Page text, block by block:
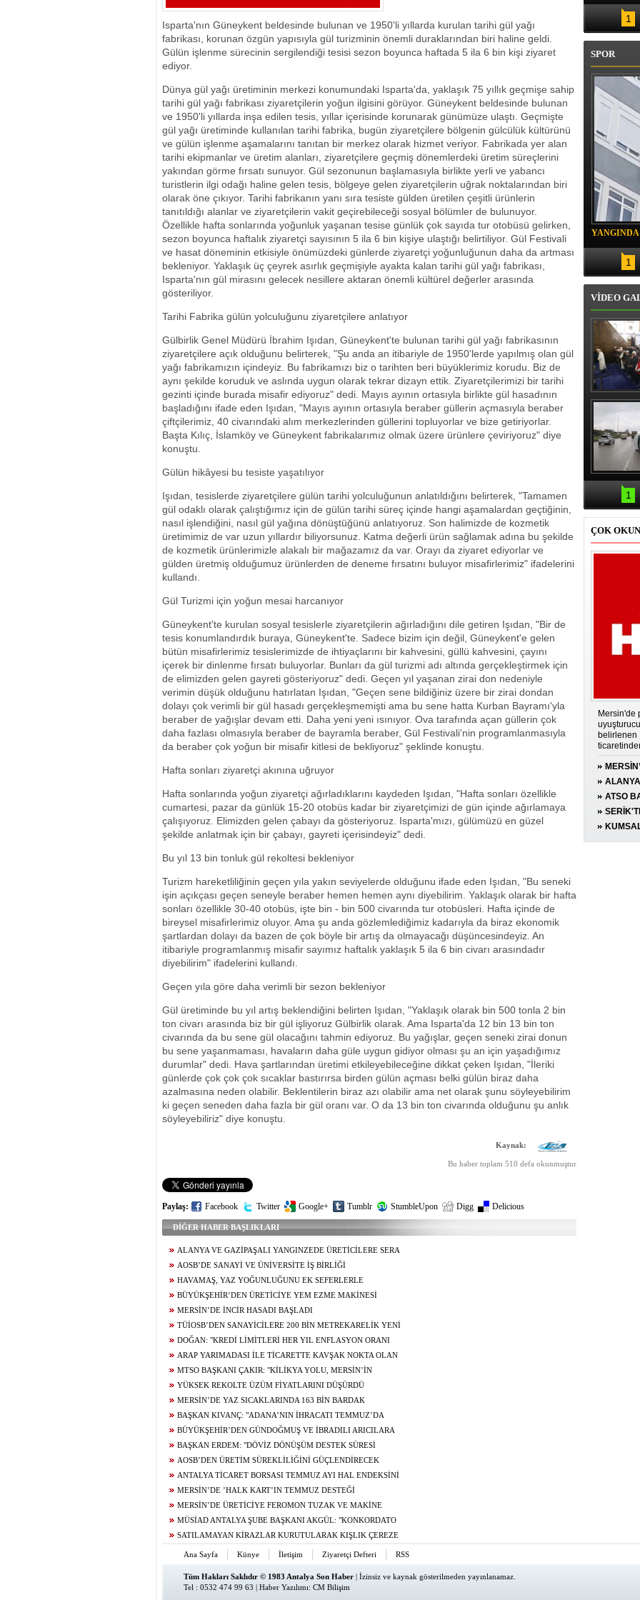
ÇALIŞAN YAVRU CARETTAYI YAKIP TELEF ETTİ
Isparta'nın Güneykent beldesinde bulunan ve 1950'li yıllarda kurulan tarihi gül yağı
fabrikası, korunan özgün yapısıyla gül turizminin önemli duraklarından biri haline geldi.
Gülün işlenme sürecinin sergilendiği tesisi sezon boyunca haftada 5 ila 6 bin kişi ziyaret
ediyor.
Dünya gül yağı üretiminin merkezi konumundaki Isparta'da, yaklaşık 75 yıllık geçmişe sahip
tarihi gül yağı fabrikası ziyaretçilerin yoğun ilgisini görüyor. Güneykent beldesinde bulunan
ve 1950'li yıllarda inşa edilen tesis, yıllar içerisinde korunarak günümüze ulaştı. Geçmişte
gül yağı üretiminde kullanılan tarihi fabrika, bugün ziyaretçilere bölgenin gülcülük kültürünü
ve gülün işlenme aşamalarını tanıtan bir merkez olarak hizmet veriyor. Fabrikada yer alan
tarihi ekipmanlar ve üretim alanları, ziyaretçilere geçmiş dönemlerdeki üretim süreçlerini
yakından görme fırsatı sunuyor. Gül sezonunun başlamasıyla birlikte yerli ve yabancı
turistlerin ilgi odağı haline gelen tesis, bölgeye gelen ziyaretçilerin uğrak noktalarından biri
olarak öne çıkıyor. Tarihi fabrikanın yanı sıra tesiste gülden üretilen çeşitli ürünlerin
tanıtıldığı alanlar ve ziyaretçilerin vakit geçirebileceği sosyal bölümler de bulunuyor.
Özellikle hafta sonlarında yoğunluk yaşanan tesise günlük çok sayıda tur otobüsü gelirken,
sezon boyunca haftalık ziyaretçi sayısının 5 ila 6 bin kişiye ulaştığı belirtiliyor. Gül Festivali
ve hasat döneminin etkisiyle önümüzdeki günlerde ziyaretçi yoğunluğunun daha da artması
bekleniyor. Yaklaşık üç çeyrek asırlık geçmişiyle ayakta kalan tarihi gül yağı fabrikası,
Isparta'nın gül mirasını gelecek nesillere aktaran önemli kültürel değerler arasında
gösteriliyor.
Tarihi Fabrika gülün yolculuğunu ziyaretçilere anlatıyor
Gülbirlik Genel Müdürü İbrahim Işıdan, Güneykent'te bulunan tarihi gül yağı fabrikasının
ziyaretçilere açık olduğunu belirterek, "Şu anda an itibariyle de 1950'lerde yapılmış olan gül
yağı fabrikamızın içindeyiz. Bu fabrikamızı biz o tarihten beri büyüklerimiz korudu. Biz de
aynı şekilde koruduk ve aslında uygun olarak tekrar dizayn ettik. Ziyaretçilerimizi bir tarihi
gezinti içinde burada misafir ediyoruz" dedi. Mayıs ayının ortasıyla birlikte gül hasadının
başladığını ifade eden Işıdan, "Mayıs ayının ortasıyla beraber güllerin açmasıyla beraber
çiftçilerimiz, 40 civarındaki alım merkezlerinden güllerini topluyorlar ve bize getiriyorlar.
Başta Kılıç, İslamköy ve Güneykent fabrikalarımız olmak üzere ürünlere çeviriyoruz" diye
konuştu.
Gülün hikâyesi bu tesiste yaşatılıyor
Işıdan, tesislerde ziyaretçilere gülün tarihi yolculuğunun anlatıldığını belirterek, "Tamamen
gül odaklı olarak çalıştığımız için de gülün tarihi süreç içinde hangi aşamalardan geçtiğinin,
nasıl işlendiğini, nasıl gül yağına dönüştüğünü anlatıyoruz. Son halimizde de kozmetik
üretimimiz de var uzun yıllardır biliyorsunuz. Katma değerli ürün sağlamak adına bu şekilde
de kozmetik ürünlerimizle alakalı bir mağazamız da var. Orayı da ziyaret ediyorlar ve
gülden üretmiş olduğumuz ürünlerden de deneme fırsatını buluyor misafirlerimiz" ifadelerini
kullandı.
Gül Turizmi için yoğun mesai harcanıyor
Güneykent'te kurulan sosyal tesislerle ziyaretçilerin ağırladığını dile getiren Işıdan, "Bir de
tesis konumlandırdık buraya, Güneykent'te. Sadece bizim için değil, Güneykent'e gelen
bütün misafirlerimiz tesislerimizde de ihtiyaçlarını bir kahvesini, güllü kahvesini, çayını
içerek bir dinlenme fırsatı buluyorlar. Bunları da gül turizmi adı altında gerçekleştirmek için
de elimizden gelen gayreti gösteriyoruz" dedi. Geçen yıl yaşanan zirai don nedeniyle
verimin düşük olduğunu hatırlatan Işıdan, "Geçen sene bildiğiniz üzere bir zirai dondan
dolayı çok verimli bir gül hasadı gerçekleşmemişti ama bu sene hatta Kurban Bayramı'yla
beraber de yağışlar devam etti. Daha yeni yeni ısınıyor. Ova tarafında açan güllerin çok
daha fazlası olmasıyla beraber de bayramla beraber, Gül Festivali'nin programlanmasıyla
da beraber çok yoğun bir misafir kitlesi de bekliyoruz" şeklinde konuştu.
Hafta sonları ziyaretçi akınına uğruyor
Hafta sonlarında yoğun ziyaretçi ağırladıklarını kaydeden Işıdan, "Hafta sonları özellikle
cumartesi, pazar da günlük 15-20 otobüs kadar bir ziyaretçimizi de gün içinde ağırlamaya
çalışıyoruz. Elimizden gelen çabayı da gösteriyoruz. Isparta'mızı, gülümüzü en güzel
şekilde anlatmak için bir çabayı, gayreti içerisindeyiz" dedi.
Bu yıl 13 bin tonluk gül rekoltesi bekleniyor
Turizm hareketliliğinin geçen yıla yakın seviyelerde olduğunu ifade eden Işıdan, "Bu seneki
işin açıkçası geçen seneyle beraber hemen hemen aynı diyebilirim. Yaklaşık olarak bir hafta
sonları özellikle 30-40 otobüs, işte bin - bin 500 civarında tur otobüsleri. Hafta içinde de
bireysel misafirlerimiz oluyor. Ama şu anda gözlemlediğimiz kadarıyla da biraz ekonomik
şartlardan dolayı da bazen de çok böyle bir artış da olmayacağı düşüncesindeyiz. An
itibariyle programlanmış misafir sayımız haftalık yaklaşık 5 ila 6 bin civarı arasındadır
diyebilirim" ifadelerini kullandı.
Geçen yıla göre daha verimli bir sezon bekleniyor
Gül üretiminde bu yıl artış beklendiğini belirten Işıdan, "Yaklaşık olarak bin 500 tonla 2 bin
ton civarı arasında biz bir gül işliyoruz Gülbirlik olarak. Ama Isparta'da 12 bin 13 bin ton
civarında da bu sene gül olacağını tahmin ediyoruz. Bu yağışlar, geçen seneki zirai donun
bu sene yaşanmaması, havaların daha güle uygun gidiyor olması şu an için yaşadığımız
durumlar" dedi. Hava şartlarından üretimi etkileyebileceğine dikkat çeken Işıdan, "İleriki
günlerde çok çok çok sıcaklar bastırırsa birden gülün açması belki gülün biraz daha
azalmasına neden olabilir. Beklentilerin biraz azı olabilir ama net olarak şunu söyleyebilirim
ki geçen seneden daha fazla bir gül oranı var. O da 13 bin ton civarında olduğunu şu anlık
söyleyebiliriz" diye konuştu.
Kaynak:
Bu haber toplam 510 defa okunmuştur
Paylaş: Facebook Twitter Google+ Tumblr StumbleUpon Digg Delicious
DİĞER HABER BAŞLIKLARI
ALANYA VE GAZİPAŞALI YANGINZEDE ÜRETİCİLERE SERA
NAYLONU DESTEĞİ
AOSB’DE SANAYİ VE ÜNİVERSİTE İŞ BİRLİĞİ
HAVAMAŞ, YAZ YOĞUNLUĞUNU EK SEFERLERLE
KARŞILIYOR
BÜYÜKŞEHİR’DEN ÜRETİCİYE YEM EZME MAKİNESİ
DESTEĞİ
MERSİN’DE İNCİR HASADI BAŞLADI
TÜİOSB’DEN SANAYİCİLERE 200 BİN METREKARELİK YENİ
YATIRIM FIRSATI
DOĞAN: "KREDİ LİMİTLERİ HER YIL ENFLASYON ORANI
DİKKATE ALINARAK GÜNCELLENMELİDİR"
ARAP YARIMADASI İLE TİCARETTE KAVŞAK NOKTA OLAN
CİLVEGÖZÜ’NDEN GÜNDE BİN 500 TIR GİRİŞ-ÇIKIŞ YAPIYOR
MTSO BAŞKANI ÇAKIR: "KİLİKYA YOLU, MERSİN’İN
TURİZMDE YENİ KALKINMA ROTASI OLACAK"
YÜKSEK REKOLTE ÜZÜM FİYATLARINI DÜŞÜRDÜ
MERSİN’DE YAZ SICAKLARINDA 163 BİN BARDAK
LİMONATA DAĞITILDI
BAŞKAN KIVANÇ: "ADANA’NIN İHRACATI TEMMUZ’DA
YÜZDE 0.5, İLK 7 AYDA YÜZDE 13.7 ARTTI"
BÜYÜKŞEHİR’DEN GÜNDOĞMUŞ VE İBRADILI ARICILARA
BEREKET KOVANI
BAŞKAN ERDEM: "DÖVİZ DÖNÜŞÜM DESTEK SÜRESİ
TALEMİZLE UZATILDI"
AOSB’DEN ÜRETİM SÜREKLİLİĞİNİ GÜÇLENDİRECEK
STRATEJİK YATIRIM
ANTALYA TİCARET BORSASI TEMMUZ AYI HAL ENDEKSİNİ
AÇIKLADI
MERSİN’DE ’HALK KART’IN TEMMUZ DESTEĞİ
HESAPLARA YATIRILDI
MERSİN’DE ÜRETİCİYE FEROMON TUZAK VE MAKİNE
EKİPMANI DESTEĞİ
MÜSİAD ANTALYA ŞUBE BAŞKANI AKGÜL: "KONKORDATO
SADECE BORÇLUNUN DEĞİL, TÜM TEDARİK ZİNCİRİNİN
MESELESİDİR"
SATILAMAYAN KİRAZLAR KURUTULARAK KIŞLIK ÇEREZE
DÖNÜŞTÜRÜLÜYOR
1
SPOR
1
VİDEO
Erbaş,
Veli
teravih
1
ÇOK
Mersin'de
belirlenen
190
ATSO
Ana Sayfa Künye İletişim Ziyaretçi Defteri RSS
Tüm Hakları Saklıdır © 1983 Antalya Son Haber | İzinsiz ve kaynak gösterilmeden yayınlanamaz.
Tel : 0532 474 99 63 | Haber Yazılımı: CM Bilişim